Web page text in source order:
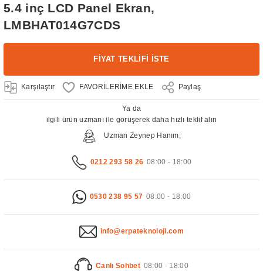
5.4 inç LCD Panel Ekran,
LMBHAT014G7CDS
FİYAT TEKLİFİ İSTE
Karşılaştır Paylaş
Ya da
ilgili ürün uzmanı ile görüşerek daha hızlı teklif alın
Uzman Zeynep Hanım;
0212 293 58 26 08:00 - 18:00
0530 238 95 57 08:00 - 18:00
info@erpateknoloji.com
Canlı Sohbet 08:00 - 18:00